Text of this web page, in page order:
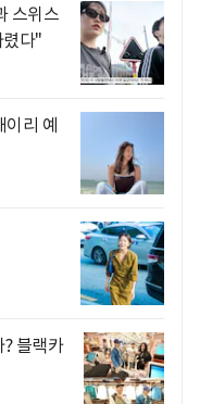
스위스
렸다"
이리 예
블랙카